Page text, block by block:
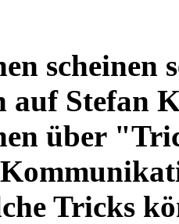
scheinen
auf Stefan
über
Tricks